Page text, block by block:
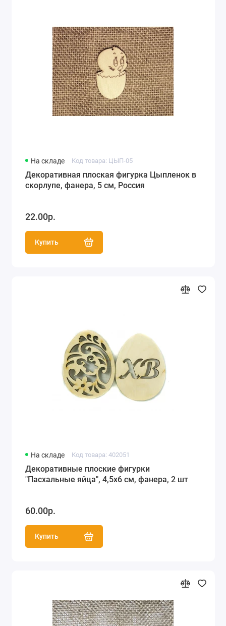
На складе Код товара: ЦЫП-05
Декоративная плоская фигурка Цыпленок в
скорлупе, фанера, 5 см, Россия
22.00р.
Купить
На складе Код товара: 402051
Декоративные плоские фигурки
"Пасхальные яйца", 4,5х6 см, фанера, 2 шт
60.00р.
Купить